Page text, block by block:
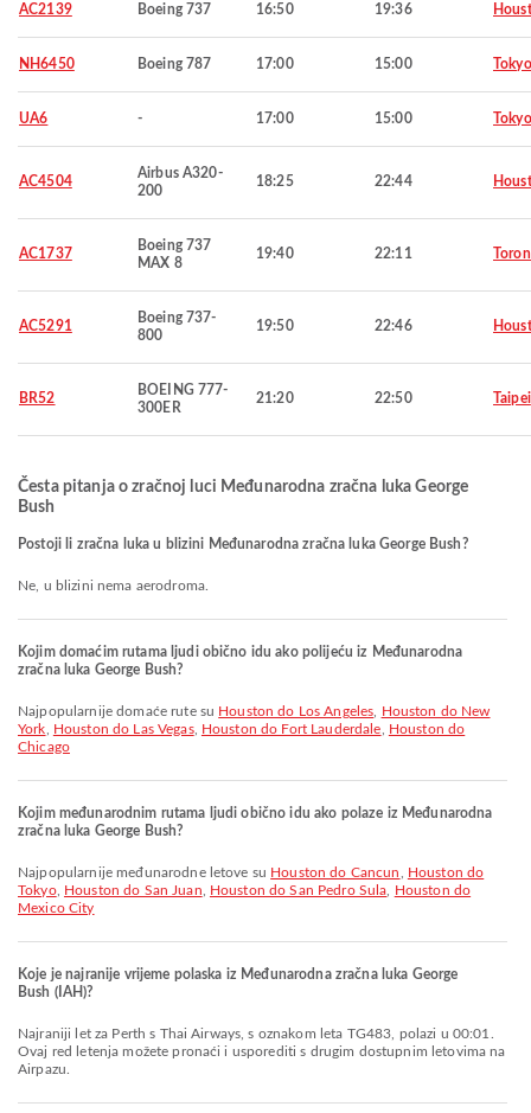
AC2139 Boeing 737 16:50 19:36
NH6450 Boeing 787 17:00 15:00 Tokyo
UA6 - 17:00 15:00 Tokyo
AC4504
Airbus A320-
200
18:25 22:44
AC1737
Boeing 737
MAX 8
19:40 22:11
AC5291
Boeing 737-
800
19:50 22:46
BR52
BOEING 777-
300ER
21:20 22:50 Taipei
Česta pitanja o zračnoj luci Međunarodna zračna luka George
Bush
Postoji li zračna luka u blizini Međunarodna zračna luka George Bush?
Ne, u blizini nema aerodroma.
Kojim domaćim rutama ljudi obično idu ako polijeću iz Međunarodna
zračna luka George Bush?
Najpopularnije domaće rute su Houston do Los Angeles
Houston do New
York
Houston do Las Vegas, Houston do Fort Lauderdale
Houston do
Chicago
Kojim međunarodnim rutama ljudi obično idu ako polaze iz Međunarodna
zračna luka George Bush?
Najpopularnije međunarodne letove su Houston do Cancun
Houston do
Tokyo, Houston do San Juan Houston do San Pedro Sula
Houston do
Mexico City
Koje je najranije vrijeme polaska iz Međunarodna zračna luka George
Bush (IAH)?
Najraniji let za Perth s Thai Airways, s oznakom leta TG483, polazi u 00:01.
Ovaj red letenja možete pronaći i usporediti s drugim dostupnim letovima na
Airpazu.